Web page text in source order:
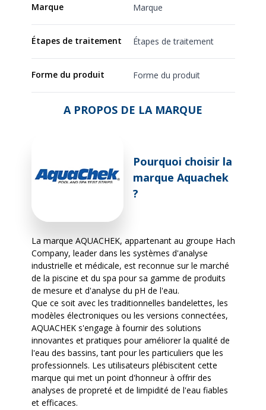
Marque Marque
Étapes de traitement Étapes de traitement
Forme du produit Forme du produit
A PROPOS DE LA MARQUE
Pourquoi choisir la
marque Aquachek
?
La marque AQUACHEK, appartenant au groupe Hach
Company, leader dans les systèmes d'analyse
industrielle et médicale, est reconnue sur le marché
de la piscine et du spa pour sa gamme de produits
de mesure et d'analyse du pH de l'eau.
Que ce soit avec les traditionnelles bandelettes, les
modèles électroniques ou les versions connectées,
AQUACHEK s'engage à fournir des solutions
innovantes et pratiques pour améliorer la qualité de
l'eau des bassins, tant pour les particuliers que les
professionnels. Les utilisateurs plébiscitent cette
marque qui met un point d'honneur à offrir des
analyses de propreté et de limpidité de l'eau fiables
et efficaces.